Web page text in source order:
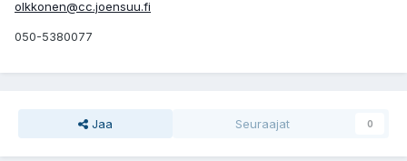
olkkonen@cc.joensuu.fi
050-5380077
Jaa Seuraajat 0